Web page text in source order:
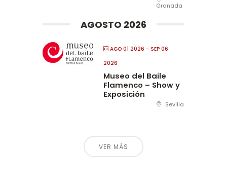
Granada
AGOSTO 2026
AGO 01 2026 - SEP 06
2026
Museo del Baile
Flamenco – Show y
Exposición
Sevilla
VER MÁS